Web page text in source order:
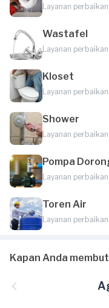
Layanan
Wastafel
Layanan
Kloset
Layanan
Shower
Layanan
Pompa
Layanan
Toren Air
Layanan
Kapan Anda